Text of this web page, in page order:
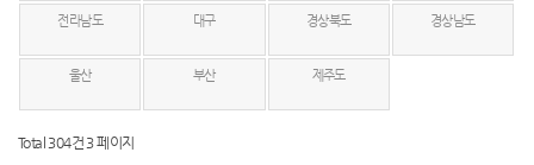
전라남도 대구 경상북도 경상남도
울산 부산 제주도
Total 304건 3 페이지